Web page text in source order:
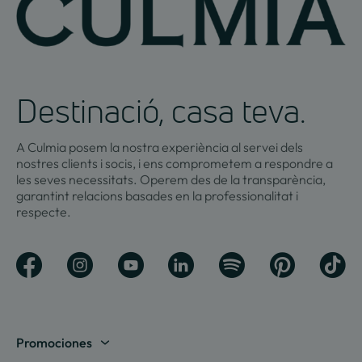
Destinació, casa teva.
A Culmia posem la nostra experiència al servei dels
nostres clients i socis, i ens comprometem a respondre a
les seves necessitats. Operem des de la transparència,
garantint relacions basades en la professionalitat i
respecte.
Promociones